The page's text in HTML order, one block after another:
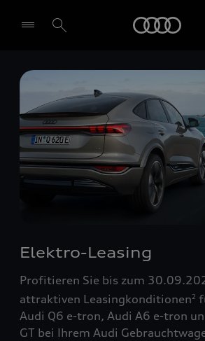
Händler wählen
Elektro-Leasing
Profitieren Sie bis zum
attraktiven Leasingkonditionen2
Audi Q6 e-tron, Audi A6 e-tron
GT bei Ihrem Audi